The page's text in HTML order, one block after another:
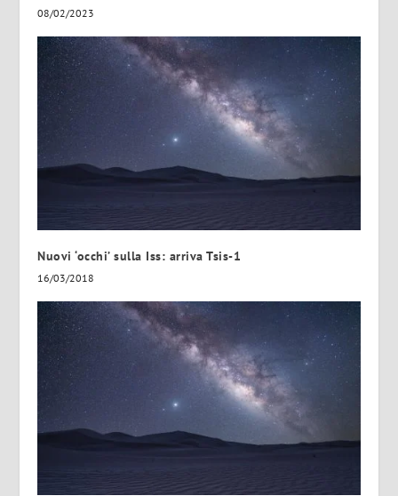
08/02/2023
Nuovi ‘occhi’ sulla Iss: arriva Tsis-1
16/03/2018